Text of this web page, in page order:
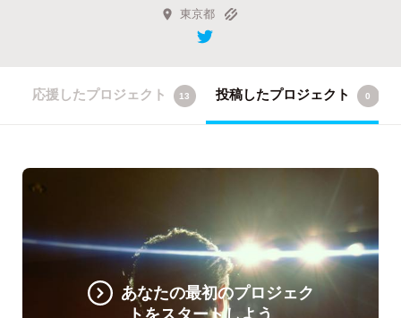
東京都
応援したプロジェクト 13 投稿したプロジェクト 0
あなたの最初のプロジェク
トをスタートしよう